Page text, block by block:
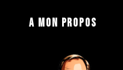
A mon propos